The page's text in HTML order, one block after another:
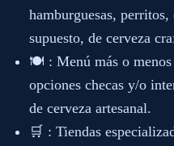
hamburguesas,
supuesto, de cerveza
🍽️ : Menú más o
opciones checas y/o
de cerveza artesanal.
🛒 : Tiendas